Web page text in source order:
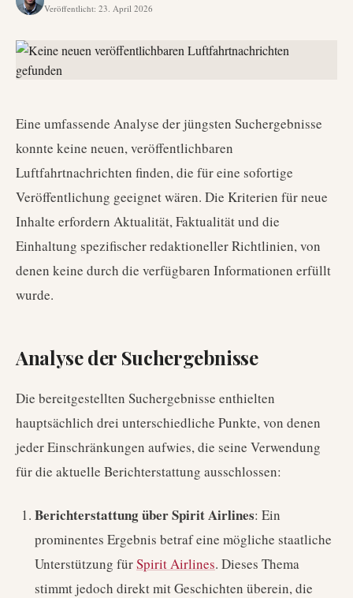
Veröffentlicht: 23. April 2026
Eine umfassende Analyse der jüngsten Suchergebnisse
konnte keine neuen, veröffentlichbaren
Luftfahrtnachrichten finden, die für eine sofortige
Veröffentlichung geeignet wären. Die Kriterien für neue
Inhalte erfordern Aktualität, Faktualität und die
Einhaltung spezifischer redaktioneller Richtlinien, von
denen keine durch die verfügbaren Informationen erfüllt
wurde.
Analyse der Suchergebnisse
Die bereitgestellten Suchergebnisse enthielten
hauptsächlich drei unterschiedliche Punkte, von denen
jeder Einschränkungen aufwies, die seine Verwendung
für die aktuelle Berichterstattung ausschlossen:
Berichterstattung über Spirit Airlines: Ein
prominentes Ergebnis betraf eine mögliche staatliche
Unterstützung fürSpirit Airlines. Dieses Thema
stimmt jedoch direkt mit Geschichten überein, die